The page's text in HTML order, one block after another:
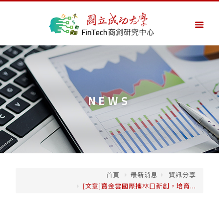
NEWS
首頁 最新消息
資訊分享
[文章]寶金雲國際攜林口新創，培育...